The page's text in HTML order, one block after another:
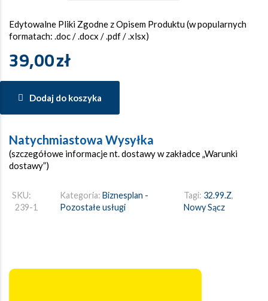
Edytowalne Pliki Zgodne z Opisem Produktu (w popularnych
formatach: .doc / .docx / .pdf / .xlsx)
39,00zł
Dodaj do koszyka
Natychmiastowa Wysyłka
(szczegółowe informacje nt. dostawy w zakładce „Warunki
dostawy”)
SKU:
239-1
Kategoria: Biznesplan -
Pozostałe usługi
Tagi: 32.99.Z,
Nowy Sącz